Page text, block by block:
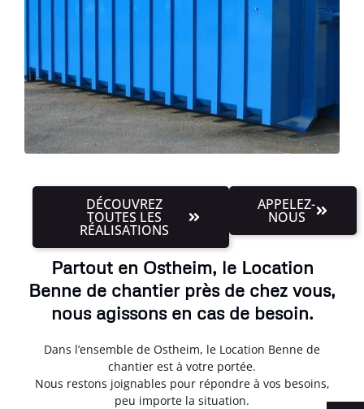
DÉCOUVREZ
TOUTES LES
RÉALISATIONS
APPELEZ-
NOUS
Partout en Ostheim, le Location
Benne de chantier près de chez vous,
nous agissons en cas de besoin.
Dans l’ensemble de Ostheim, le Location Benne de
chantier est à votre portée.
Nous restons joignables pour répondre à vos besoins,
peu importe la situation.